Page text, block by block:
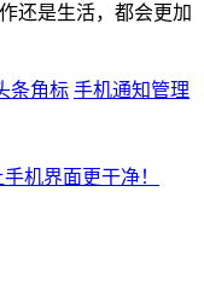
还是生活，都会更加
条角标 手机通知管理
机界面更干净！